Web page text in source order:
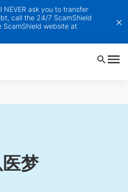
NEVER ask you to transfer
call the 24/7 ScamShield
ScamShield website at
梦